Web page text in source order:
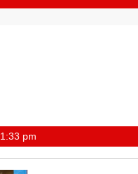
1:33 pm